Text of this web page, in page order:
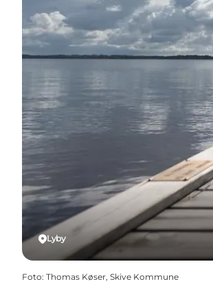
Lyby
Foto: Thomas Køser, Skive Kommune